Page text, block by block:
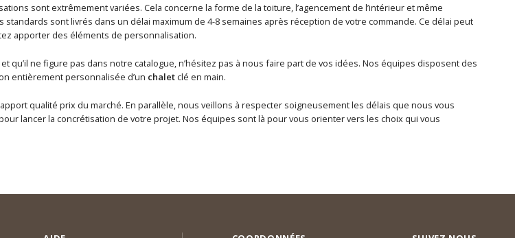
sont extrêmement variées. Cela concerne la forme de la toiture, l’agencement de l’intérieur et même
standards sont livrés dans un délai maximum de 4-8 semaines après réception de votre commande. Ce délai peut
apporter des éléments de personnalisation.
qu’il ne figure pas dans notre catalogue, n’hésitez pas à nous faire part de vos idées. Nos équipes disposent des
entièrement personnalisée d’un chaletclé en main.
qualité prix du marché. En parallèle, nous veillons à respecter soigneusement les délais que nous vous
lancer la concrétisation de votre projet. Nos équipes sont là pour vous orienter vers les choix qui vous